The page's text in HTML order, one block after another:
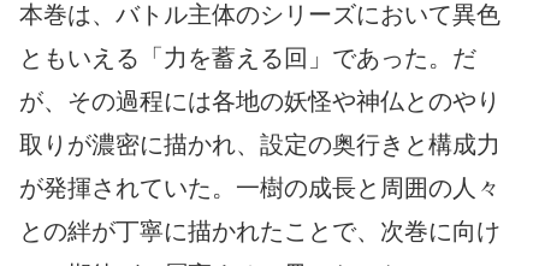
本巻は、バトル主体のシリーズにおいて異色
ともいえる「力を蓄える回」であった。だ
が、その過程には各地の妖怪や神仏とのやり
取りが濃密に描かれ、設定の奥行きと構成力
が発揮されていた。一樹の成長と周囲の人々
との絆が丁寧に描かれたことで、次巻に向け